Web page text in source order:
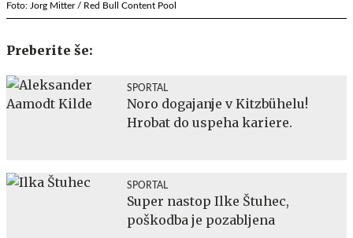
Foto: Jorg Mitter / Red Bull Content Pool
Preberite še:
SPORTAL
Noro dogajanje v Kitzbühelu!
Hrobat do uspeha kariere.
SPORTAL
Super nastop Ilke Štuhec,
poškodba je pozabljena